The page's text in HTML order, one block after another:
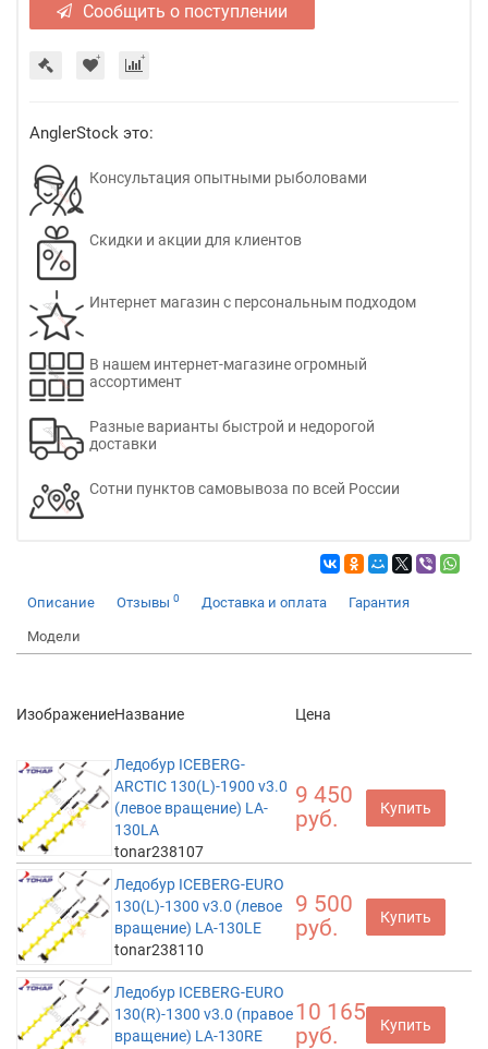
Сообщить о поступлении
AnglerStock это:
Консультация опытными рыболовами
Скидки и акции для клиентов
Интернет магазин с персональным подходом
В нашем интернет-магазине огромный
ассортимент
Разные варианты быстрой и недорогой
доставки
Сотни пунктов самовывоза по всей России
Описание Отзывы 0 Доставка и оплата Гарантия
Модели
ИзображениеНазвание Цена
Ледобур ICEBERG-
ARCTIC 130(L)-1900 v3.0
(левое вращение) LA-
130LA
tonar238107
9 450
руб.
Купить
Ледобур ICEBERG-EURO
130(L)-1300 v3.0 (левое
вращение) LA-130LE
tonar238110
9 500
руб.
Купить
Ледобур ICEBERG-EURO
130(R)-1300 v3.0 (правое
вращение) LA-130RE
10 165
руб.
Купить